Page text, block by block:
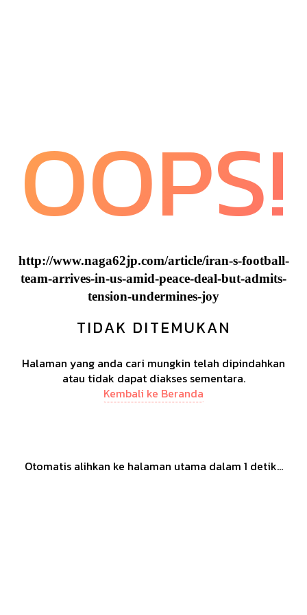
OOPS!
http://www.naga62jp.com/article/iran-s-football-
team-arrives-in-us-amid-peace-deal-but-admits-
tension-undermines-joy
TIDAK DITEMUKAN
Halaman yang anda cari mungkin telah dipindahkan
atau tidak dapat diakses sementara.
Kembali ke Beranda
Otomatis alihkan ke halaman utama dalam 1 detik...